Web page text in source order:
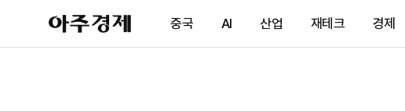
아
주
제
중국 AI 산업 재테크 경제